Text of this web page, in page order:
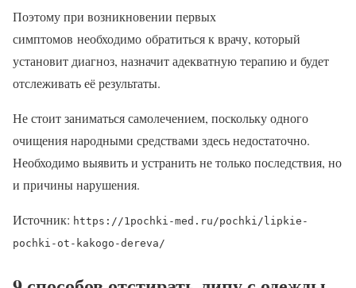
Поэтому при возникновении первых
симптомов необходимо обратиться к врачу, который
установит диагноз, назначит адекватную терапию и будет
отслеживать её результаты.
Не стоит заниматься самолечением, поскольку одного
очищения народными средствами здесь недостаточно.
Необходимо выявить и устранить не только последствия, но
и причины нарушения.
Источник: https://1pochki-med.ru/pochki/lipkie-
pochki-ot-kakogo-dereva/